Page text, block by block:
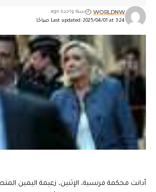
Last updated: 2025/04/01 at 3:24 صباحًا
WORLDNW سنة واحدة ago
أدانت محكمة فرنسية، الإثنين، زعيمة اليمين